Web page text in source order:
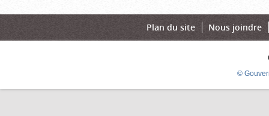
Plan du site Nous joindre
©